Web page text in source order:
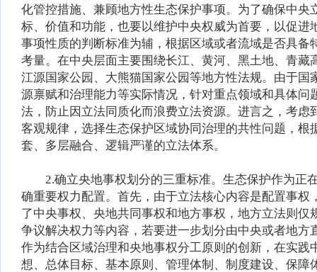
化管控措施、兼顾地方性生态保护事项。为了确保中
标、价值和功能，也要以维护中央权威为首要，以促
事项性质的判断标准为辅，根据区域或者流域是否具
考量。在中央层面主要围绕长江、黄河、黑土地、青
江源国家公园、大熊猫国家公园等地方性法规。由于
源禀赋和治理能力等实际情况，针对重点领域和具体
法，防止因立法同质化而浪费立法资源。进言之，考
客观规律，选择生态保护区域协同治理的共性问题，
套、多层融合、逻辑严谨的立法体系。
2.确立央地事权划分的三重标准。生态保护作为正
确重要权力配置。首先，由于立法核心内容是配置事
了中央事权、央地共同事权和地方事权，地方立法则
争议解决权力等内容，若要进一步划分由中央或者地
作为结合区域治理和央地事权分工原则的创新，在实
想、总体目标、基本原则、管理体制、制度建设、保